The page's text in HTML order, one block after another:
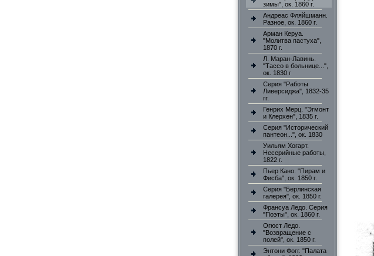
зимы", ок. 1860 г.
Андреас Фляйшманн.
Разное, ок. 1860 г.
Арман Керуа.
"Молитва пастуха",
1870 г.
Л. Маран-Лавинь.
"Тассо в больнице...",
ок. 1830 г
Серия "Работы
Ливерсиджа", 1832-35
гг.
Генрих Мерц. "Эгмонт
и Клерхен", 1835 г.
Серия "Исторический
пантеон...", ок. 1830
Уильям Хогарт.
Несерийные работы,
1822 г.
Пьер Кано. "Пирам и
Фисба", ок. 1850 г.
Серия "Берлинская
галерея", ок. 1850 г.
Франсуа Ледо. Серия
"Поэты", ок. 1860 г.
Огюст Ледо.
"Возвращение с
полей", ок. 1850 г.
Энтони Фогг. "Палата